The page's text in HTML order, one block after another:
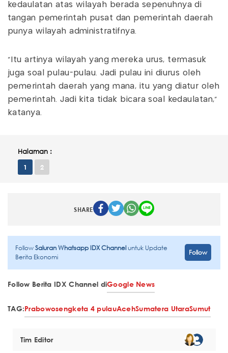
kedaulatan atas wilayah berada sepenuhnya di
tangan pemerintah pusat dan pemerintah daerah
punya wilayah administratifnya.
“Itu artinya wilayah yang mereka urus, termasuk
juga soal pulau-pulau. Jadi pulau ini diurus oleh
pemerintah daerah yang mana, itu yang diatur oleh
pemerintah. Jadi kita tidak bicara soal kedaulatan,”
katanya.
Halaman :
1 2
SHARE
FollowSaluran Whatsapp IDX Channeluntuk Update
Berita Ekonomi
Follow
Follow Berita IDX Channel diGoogle News
TAG:Prabowosengketa 4 pulauAcehSumatera UtaraSumut
Tim Editor